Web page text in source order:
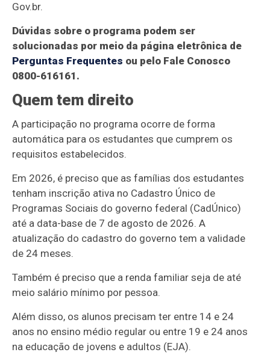
Gov.br.
Dúvidas sobre o programa podem ser
solucionadas por meio da página eletrônica de
Perguntas Frequentes ou pelo Fale Conosco
0800-616161.
Quem tem direito
A participação no programa ocorre de forma
automática para os estudantes que cumprem os
requisitos estabelecidos.
Em 2026, é preciso que as famílias dos estudantes
tenham inscrição ativa no Cadastro Único de
Programas Sociais do governo federal (CadÚnico)
até a data-base de 7 de agosto de 2026. A
atualização do cadastro do governo tem a validade
de 24 meses.
Também é preciso que a renda familiar seja de até
meio salário mínimo por pessoa.
Além disso, os alunos precisam ter entre 14 e 24
anos no ensino médio regular ou entre 19 e 24 anos
na educação de jovens e adultos (EJA).